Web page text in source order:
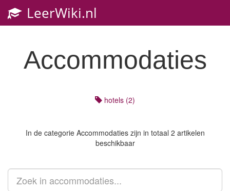
LeerWiki.nl
Accommodaties
hotels (2)
In de categorie Accommodatieszijn in totaal 2 artikelen
beschikbaar